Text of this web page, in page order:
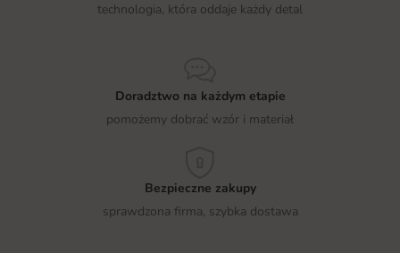
technologia, która oddaje każdy detal
Doradztwo na każdym etapie
pomożemy dobrać wzór i materiał
Bezpieczne zakupy
sprawdzona firma, szybka dostawa